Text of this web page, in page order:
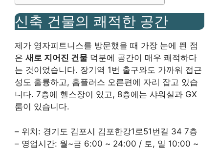
신축 건물의 쾌적한 공간
제가 영자피트니스를 방문했을 때 가장 눈에 띈 점
은 새로 지어진 건물 덕분에 공간이 매우 쾌적하다
는 것이었습니다. 장기역 1번 출구와도 가까워 접근
성도 훌륭하고, 홈플러스 오른편에 자리 잡고 있습
니다. 7층에 헬스장이 있고, 8층에는 샤워실과 GX
룸이 있습니다.
– 위치: 경기도 김포시 김포한강1로51번길 34 7층
– 영업시간: 월~금 6:00 ~ 24:00 / 토, 일 10:00 ~